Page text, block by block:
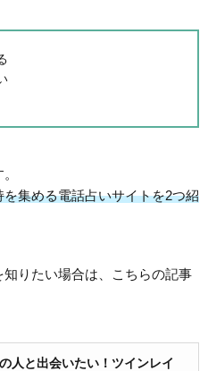
集める電話占いサイトを2つ紹
りたい場合は、こちらの記事
人と出会いたい！ツインレイ